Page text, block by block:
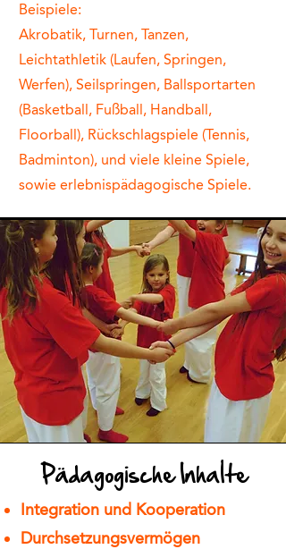
Beispiele:
Akrobatik, Turnen, Tanzen,
Leichtathletik (Laufen, Springen,
Werfen), Seilspringen, Ballsportarten
(Basketball, Fußball, Handball,
Floorball), Rückschlagspiele (Tennis,
Badminton), und viele kleine Spiele,
sowie erlebnispädagogische Spiele.
Pädagogische Inhalte
Integration und Kooperation
Durchsetzungsvermögen